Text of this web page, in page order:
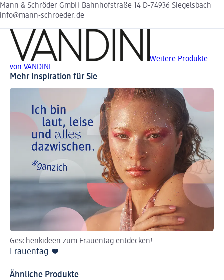
Mann & Schröder GmbH Bahnhofstraße 14 D-74936 Siegelsbach
info@mann-schroeder.de
Weitere Produkte
von VANDINI
Mehr Inspiration für Sie
Geschenkideen zum Frauentag entdecken!
Frauentag ❤️
Ähnliche Produkte